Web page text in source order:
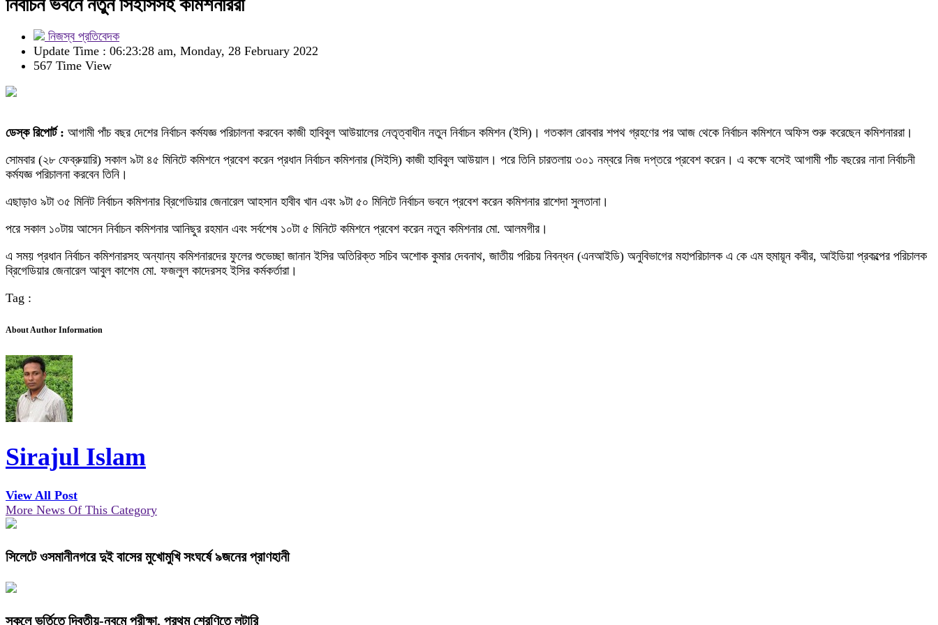
নির্বাচন ভবনে নতুন সিইসিসহ কমিশনাররা
নিজস্ব প্রতিবেদক
Update Time : 06:23:28 am, Monday, 28 February 2022
567 Time View
ডেস্ক রিপোর্ট : আগামী পাঁচ বছর দেশের নির্বাচন কর্মযজ্ঞ পরিচালনা করবেন কাজী হাবিবুল আউয়ালের নেতৃত্বাধীন নতুন নির্বাচন কমিশন (ইসি)। গতকাল রোববার শপথ গ্রহণের পর আজ থেকে নির্বাচন কমিশনে অফিস শুরু করেছেন কমিশনাররা।
সোমবার (২৮ ফেব্রুয়ারি) সকাল ৯টা ৪৫ মিনিটে কমিশনে প্রবেশ করেন প্রধান নির্বাচন কমিশনার (সিইসি) কাজী হাবিবুল আউয়াল। পরে তিনি চারতলায় ৩০১ নম্বরে নিজ দপ্তরে প্রবেশ করেন। এ কক্ষে বসেই আগামী পাঁচ বছরের নানা নির্বাচনী
কর্মযজ্ঞ পরিচালনা করবেন তিনি।
এছাড়াও ৯টা ৩৫ মিনিট নির্বাচন কমিশনার ব্রিগেডিয়ার জেনারেল আহসান হাবীব খান এবং ৯টা ৫০ মিনিটে নির্বাচন ভবনে প্রবেশ করেন কমিশনার রাশেদা সুলতানা।
পরে সকাল ১০টায় আসেন নির্বাচন কমিশনার আনিছুর রহমান এবং সর্বশেষ ১০টা ৫ মিনিটে কমিশনে প্রবেশ করেন নতুন কমিশনার মো. আলমগীর।
এ সময় প্রধান নির্বাচন কমিশনারসহ অন্যান্য কমিশনারদের ফুলের শুভেচ্ছা জানান ইসির অতিরিক্ত সচিব অশোক কুমার দেবনাথ, জাতীয় পরিচয় নিবন্ধন (এনআইডি) অনুবিভাগের মহাপরিচালক এ কে এম হুমায়ূন কবীর, আইডিয়া প্রকল্পের পরিচালক
ব্রিগেডিয়ার জেনারেল আবুল কাশেম মো. ফজলুল কাদেরসহ ইসির কর্মকর্তারা।
Tag :
About Author Information
Sirajul Islam
View All Post
More News Of This Category
সিলেটে ওসমানীনগরে দুই বাসের মুখোমুখি সংঘর্ষে ৯জনের প্রাণহানী
স্কুলে ভর্তিতে দ্বিতীয়-নবমে পরীক্ষা, প্রথম শ্রেণিতে লটারি